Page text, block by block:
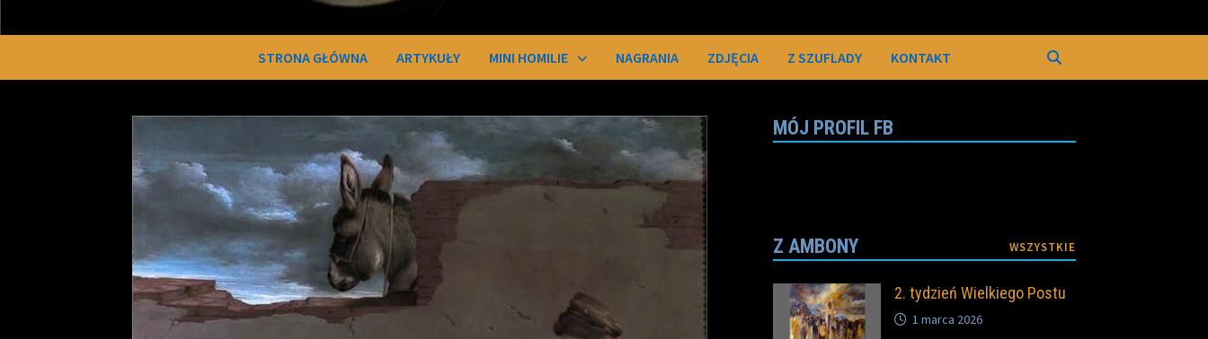
STRONA GŁÓWNA ARTYKUŁY MINI HOMILIE NAGRANIA ZDJĘCIA Z SZUFLADY KONTAKT
MÓJ PROFIL FB
Z AMBONY WSZYSTKIE
2. tydzień Wielkiego Postu
1 marca 2026